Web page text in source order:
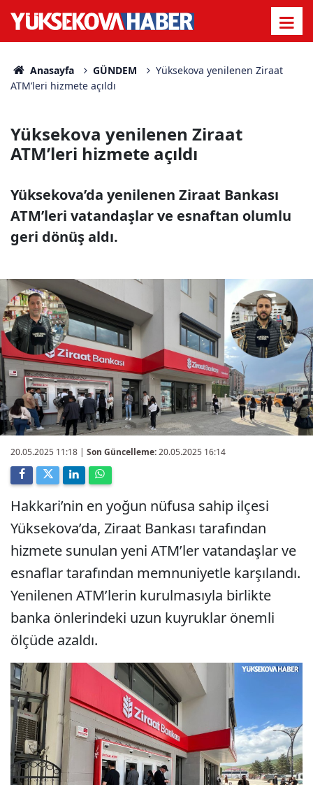
Anasayfa GÜNDEM
Yüksekova yenilenen Ziraat
ATM’leri hizmete açıldı
Yüksekova yenilenen Ziraat
ATM’leri hizmete açıldı
Yüksekova’da yenilenen Ziraat Bankası
ATM’leri vatandaşlar ve esnaftan olumlu
geri dönüş aldı.
20.05.2025 11:18 | Son Güncelleme:20.05.2025 16:14
Hakkari’nin en yoğun nüfusa sahip ilçesi
Yüksekova’da, Ziraat Bankası tarafından
hizmete sunulan yeni ATM’ler vatandaşlar ve
esnaflar tarafından memnuniyetle karşılandı.
Yenilenen ATM’lerin kurulmasıyla birlikte
banka önlerindeki uzun kuyruklar önemli
ölçüde azaldı.